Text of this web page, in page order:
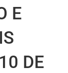
E
DE